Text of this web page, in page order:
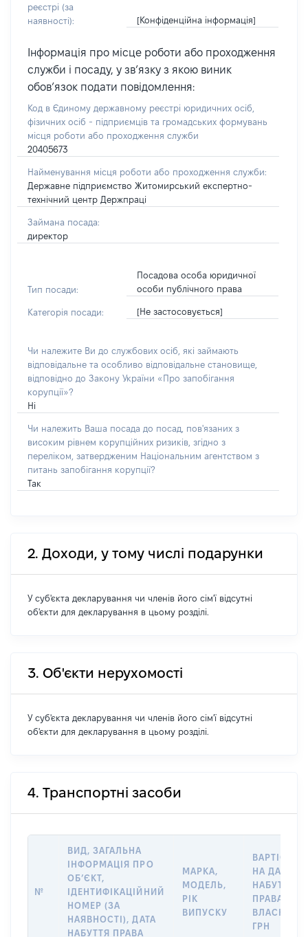
реєстрі (за
наявності):
[Конфіденційна інформація]
Інформація про місце роботи або проходження
служби і посаду, у зв’язку з якою виник
обов’язок подати повідомлення:
Код в Єдиному державному реєстрі юридичних осіб,
фізичних осіб - підприємців та громадських формувань
місця роботи або проходження служби
20405673
Найменування місця роботи або проходження служби:
Державне підприємство Житомирський експертно-
технічний центр Держпраці
Займана посада:
директор
Тип посади:
Посадова особа юридичної
особи публічного права
Категорія посади: [Не застосовується]
Чи належите Ви до службових осіб, які займають
відповідальне та особливо відповідальне становище,
відповідно до Закону України «Про запобігання
корупції»?
Ні
Чи належить Ваша посада до посад, пов'язаних з
високим рівнем корупційних ризиків, згідно з
переліком, затвердженим Національним агентством з
питань запобігання корупції?
Так
2. Доходи, у тому числі подарунки
У суб'єкта декларування чи членів його сім'ї відсутні
об'єкти для декларування в цьому розділі.
3. Об'єкти нерухомості
У суб'єкта декларування чи членів його сім'ї відсутні
об'єкти для декларування в цьому розділі.
4. Транспортні засоби
№
ВИД, ЗАГАЛЬНА
ІНФОРМАЦІЯ ПРО
ОБ’ЄКТ,
ІДЕНТИФІКАЦІЙНИЙ
НОМЕР (ЗА
НАЯВНОСТІ), ДАТА
НАБУТТЯ ПРАВА
МАРКА,
МОДЕЛЬ,
РІК
ВИПУСКУ
ВАРТІСТЬ
НА ДАТУ
НАБУТТЯ
ПРАВА
ГРН